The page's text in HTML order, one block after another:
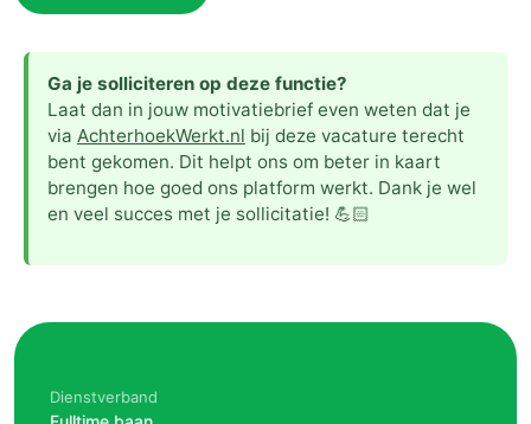
Ga je solliciteren op deze functie?
Laat dan in jouw motivatiebrief even weten dat je
via AchterhoekWerkt.nl bij deze vacature terecht
bent gekomen. Dit helpt ons om beter in kaart
brengen hoe goed ons platform werkt. Dank je wel
en veel succes met je sollicitatie! 💪🏻
Dienstverband